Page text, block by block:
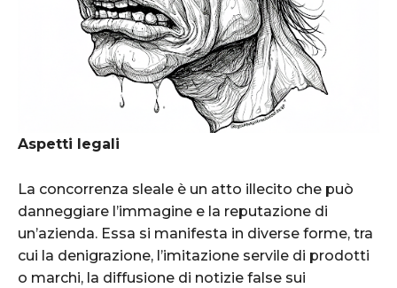
Aspetti legali
La concorrenza sleale è un atto illecito che può
danneggiare l’immagine e la reputazione di
un’azienda. Essa si manifesta in diverse forme, tra
cui la denigrazione, l’imitazione servile di prodotti
o marchi, la diffusione di notizie false sui